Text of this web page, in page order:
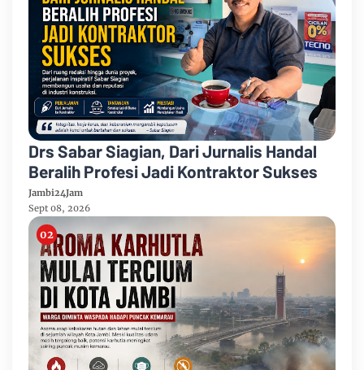
Drs Sabar Siagian, Dari Jurnalis Handal
Beralih Profesi Jadi Kontraktor Sukses
Jambi24Jam
Sept 08, 2026